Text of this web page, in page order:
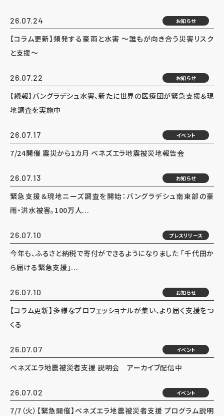
26.07.24 お知らせ
【コラム更新】頻発する豪雨と水害 ～誰もが向き合う災害リスク
と支援～
26.07.22 お知らせ
【続報】バングラデシュ水害、新たに世界の医療団が緊急支援＆現
地調査を実施中
26.07.17 イベント
7/24開催 震災から1カ月 ベネズエラ地震被災地報告会
26.07.13 お知らせ
緊急支援＆現地ニーズ調査を開始：バングラデシュ南東部の豪
雨・洪水被害。100万人...
26.07.10 プレスリリース
今年も、ふるさと納税で寄付ができるようになりました 「千代田か
ら届ける緊急支援」...
26.07.10 お知らせ
【コラム更新】多様なプロフェッショナルが集い、より届く支援をつ
くる
26.07.07 イベント
ベネズエラ地震被災者支援 説明会 アーカイブ配信中
26.07.02 イベント
7/7（火）【緊急開催】ベネズエラ地震被災者支援 プログラム説明